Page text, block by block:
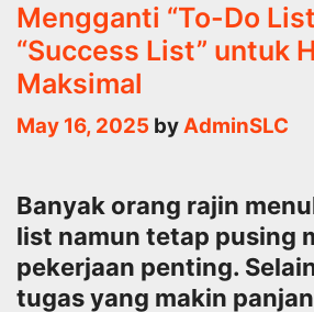
Mengganti “To-Do
“Success List” untuk
Maksimal
May 16, 2025 byAdminSLC
Banyak orang rajin
list namun tetap pusing
pekerjaan penting.
tugas yang makin